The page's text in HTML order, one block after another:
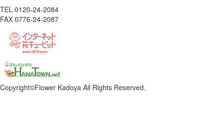
TEL 0120-24-2084
FAX 0776-24-2087
Copyright©Flower Kadoya All Rights Reserved.